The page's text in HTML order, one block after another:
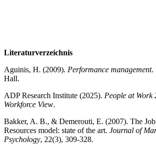
Literaturverzeichnis
Aguinis, H. (2009). Performance management.
Hall.
ADP Research Institute (2025). People at
Workforce View.
Bakker, A. B., & Demerouti, E. (2007). The
Resources model: state of the art. Journal of
Psychology, 22(3), 309-328.